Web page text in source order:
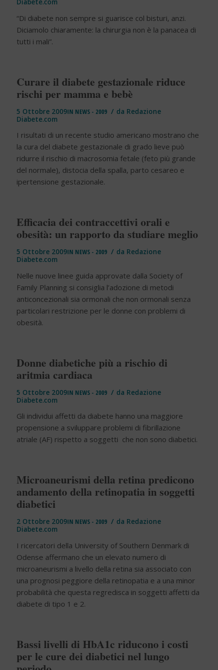
Diabete.com
“Di diabete non sempre si guarisce col bisturi, anzi.
Diciamolo chiaramente: la chirurgia non è la panacea di
tutti i mali”.
Curare il diabete gestazionale riduce
rischi per mamma e bebè
5 Ottobre 2009IN NEWS - 2009 / da Redazione
Diabete.com
I risultati di un recente studio americano mostrano che
la cura del diabete gestazionale di grado lieve può
ridurre il rischio di macrosomia fetale (feto più grande
del normale), distocia della spalla, parto cesareo e
ipertensione gestazionale.
Efficacia dei contraccettivi orali e
obesità: un rapporto da studiare meglio
5 Ottobre 2009IN NEWS - 2009 / da Redazione
Diabete.com
Nelle nuove linee guida approvate dalla Society of
Family Planning si consiglia l’adozione di metodi
anticoncezionali sia ormonali che non ormonali senza
particolari restrizione per le donne con problemi di
obesità.
Donne diabetiche più a rischio di
aritmia cardiaca
5 Ottobre 2009IN NEWS - 2009 / da Redazione
Diabete.com
Gli individui affetti da diabete hanno una maggiore
propensione a sviluppare problemi di fibrillazione
atriale (AF) rispetto a soggetti che non sono diabetici.
Microaneurismi della retina predicono
andamento della retinopatia in soggetti
diabetici
2 Ottobre 2009IN NEWS - 2009 / da Redazione
Diabete.com
I ricercatori della University of Southern Denmark di
Odense affermano che un elevato numero di
microaneurismi a livello della retina sia associato con
una prognosi peggiore della retinopatia e a una minor
probabilità che questa regredisca in soggetti affetti da
diabete di tipo 1 e 2.
Bassi livelli di HbA1c riducono i costi
per le cure dei diabetici nel lungo